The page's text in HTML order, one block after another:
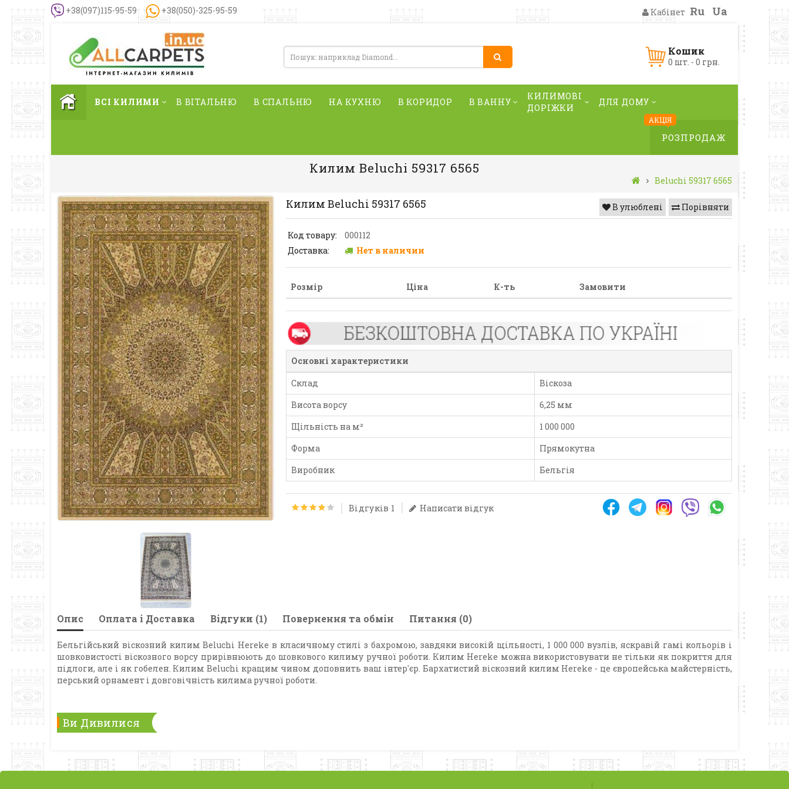
+38(097)115-95-59 +38(050)-325-95-59 Кабінет Ru Ua
Кошик
0 шт. - 0 грн.
ВСІ КИЛИМИ В ВІТАЛЬНЮ В СПАЛЬНЮ НА КУХНЮ В КОРИДОР В ВАННУ
КИЛИМОВІ
ДОРІЖКИ
ДЛЯ ДОМУ
АКЦІЯ
РОЗПРОДАЖ
Килим Beluchi 59317 6565
Beluchi 59317 6565
Порівняти
В улюблені
Килим Beluchi 59317 6565
Код товару:
000112
Доставка:
Нет в наличии
Розмір Ціна К-ть Замовити
Основні характеристики
Склад
Віскоза
Висота ворсу
6,25 мм
Щільність на м²
1 000 000
Форма
Прямокутна
Виробник
Бельгія
Відгуків 1 Написати відгук
Опис Оплата і Доставка Відгуки (1) Повернення та обмін Питання (0)
Бельгійський віскозний килим Beluchi Hereke в класичному стилі з бахромою, завдяки високій щільності, 1 000 000 вузлів, яскравій гамі кольорів і
шовковистості віскозного ворсу прирівнюють до шовкового килиму ручної роботи. Килим Hereke можна використовувати не тільки як покриття для
підлоги, але і як гобелен. Килим Beluchi кращим чином доповнить ваш інтер'єр. Бархатистий віскозний килим Hereke - це європейська майстерність,
перський орнамент і довговічність килима ручної роботи.
Ви Дивилися